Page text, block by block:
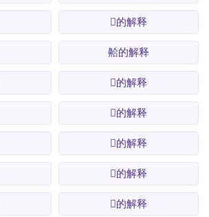
𰞊的解释
䶎的解释
𰞍的解释
𰞏的解释
𰞑的解释
𰞓的解释
𰞕的解释